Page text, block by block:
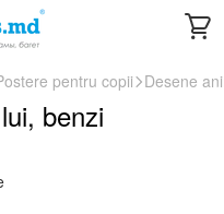
pentru copii Desene
benzi